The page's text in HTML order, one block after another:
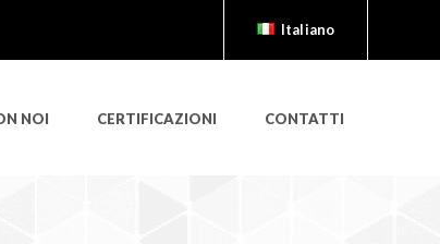
Italiano
Italiano
NOI CERTIFICAZIONI CONTATTI